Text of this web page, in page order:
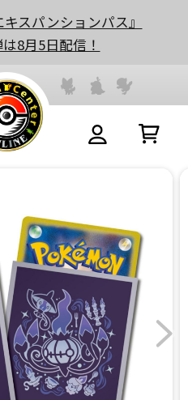
スパンションパス』
8月5日配信！